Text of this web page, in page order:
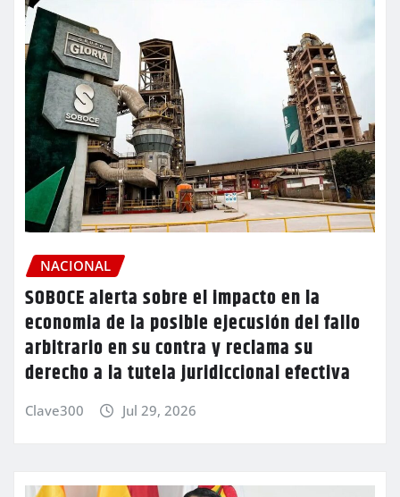
NACIONAL
SOBOCE alerta sobre el impacto en la
economia de la posible ejecusión del fallo
arbitrario en su contra y reclama su
derecho a la tutela juridiccional efectiva
Clave300 Jul 29, 2026